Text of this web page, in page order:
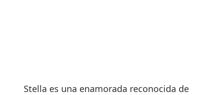
Stella es una enamorada reconocida de